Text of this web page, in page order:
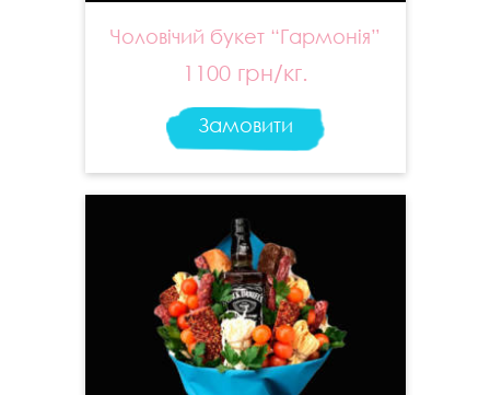
Чоловічий букет “Гармонія”
1100 грн/кг.
Замовити